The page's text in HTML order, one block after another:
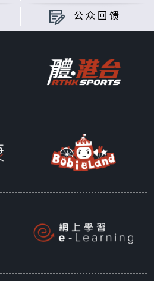
公众回馈